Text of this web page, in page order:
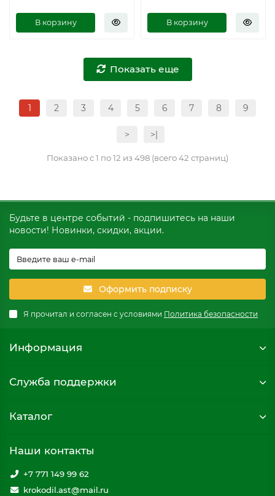
В корзину В корзину
Показать еще
1 2 3 4 5 6 7 8 9
> >|
Показано с 1 по 12 из 498 (всего 42 страниц)
Будьте в центре событий - подпишитесь на наши
новости! Новинки, скидки, акции.
Оформить подписку
Я прочитал и согласен с условиями Политика безопасности
Информация
Служба поддержки
Каталог
Наши контакты
+7 771 149 99 62
krokodil.ast@mail.ru